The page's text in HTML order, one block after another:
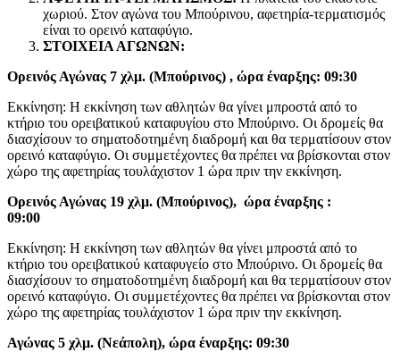
χωριού. Στον αγώνα του Μπούρινου, αφετηρία-τερματισμός
είναι το ορεινό καταφύγιο.
ΣΤΟΙΧΕΙΑ ΑΓΩΝΩΝ:
Ορεινός Αγώνας 7 χλμ. (Μπούρινος) , ώρα έναρξης: 09:30
Εκκίνηση: Η εκκίνηση των αθλητών θα γίνει μπροστά από το
κτήριο του ορειβατικού καταφυγίου στο Μπούρινο. Οι δρομείς θα
διασχίσουν το σηματοδοτημένη διαδρομή και θα τερματίσουν στον
ορεινό καταφύγιο. Οι συμμετέχοντες θα πρέπει να βρίσκονται στον
χώρο της αφετηρίας τουλάχιστον 1 ώρα πριν την εκκίνηση.
Ορεινός Αγώνας 19 χλμ. (Μπούρινος), ώρα έναρξης :
09:00
Εκκίνηση: Η εκκίνηση των αθλητών θα γίνει μπροστά από το
κτήριο του ορειβατικού καταφυγείο στο Μπούρινο. Οι δρομείς θα
διασχίσουν το σηματοδοτημένη διαδρομή και θα τερματίσουν στον
ορεινό καταφύγιο. Οι συμμετέχοντες θα πρέπει να βρίσκονται στον
χώρο της αφετηρίας τουλάχιστον 1 ώρα πριν την εκκίνηση.
Αγώνας 5 χλμ. (Νεάπολη), ώρα έναρξης: 09:30